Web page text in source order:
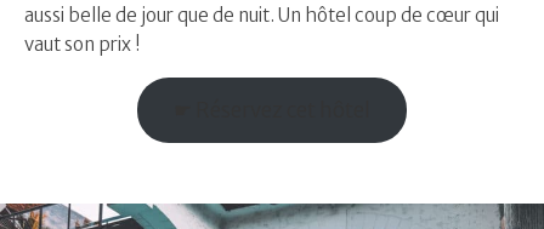
aussi belle de jour que de nuit. Un hôtel coup de cœur qui
vaut son prix !